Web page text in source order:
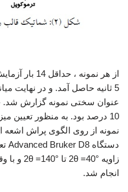
5 ثانیه حاصل آمد. و در نهایت
عنوان سختی نمونه گزارش شد.
10 درصد بود. به منظور تعیین
نمونه از روی الگوی پراش
انجام شد.